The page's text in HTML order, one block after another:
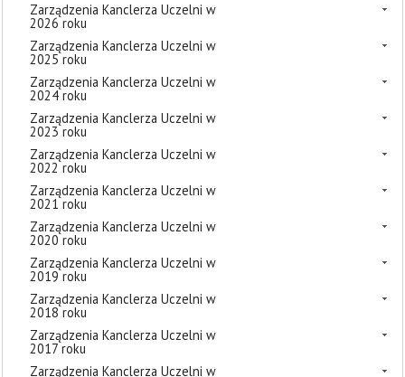
Zarządzenia Kanclerza Uczelni w
2026 roku
Zarządzenia Kanclerza Uczelni w
2025 roku
Zarządzenia Kanclerza Uczelni w
2024 roku
Zarządzenia Kanclerza Uczelni w
2023 roku
Zarządzenia Kanclerza Uczelni w
2022 roku
Zarządzenia Kanclerza Uczelni w
2021 roku
Zarządzenia Kanclerza Uczelni w
2020 roku
Zarządzenia Kanclerza Uczelni w
2019 roku
Zarządzenia Kanclerza Uczelni w
2018 roku
Zarządzenia Kanclerza Uczelni w
2017 roku
Zarządzenia Kanclerza Uczelni w